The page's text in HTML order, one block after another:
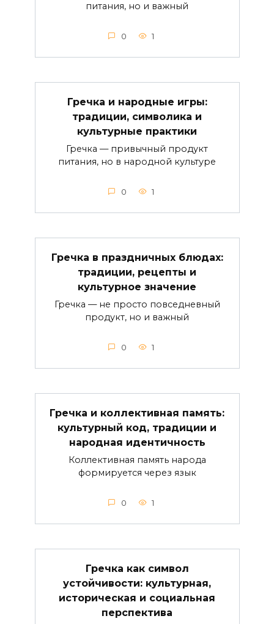
питания, но и важный
0 1
Гречка и народные игры:
традиции, символика и
культурные практики
Гречка — привычный продукт
питания, но в народной культуре
0 1
Гречка в праздничных блюдах:
традиции, рецепты и
культурное значение
Гречка — не просто повседневный
продукт, но и важный
0 1
Гречка и коллективная память:
культурный код, традиции и
народная идентичность
Коллективная память народа
формируется через язык
0 1
Гречка как символ
устойчивости: культурная,
историческая и социальная
перспектива